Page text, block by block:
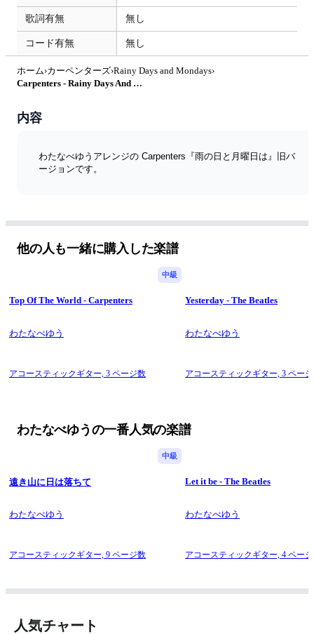
歌詞有無 無し
コード有無 無し
ホーム›カーペンターズ›Rainy Days and Mondays›
Carpenters - Rainy Days And Mondays 雨の日と月曜日は by わたなべゆう
内容
わたなべゆうアレンジの Carpenters『雨の日と月曜日は』旧バ
ージョンです。
他の人も一緒に購入した楽譜
中級
Top Of The World - Carpenters
わたなべゆう
アコースティックギター, 3 ページ数
Yesterday - The Beatles
わたなべゆう
アコースティックギター,3 ペー
わたなべゆうの一番人気の楽譜
中級
遠き山に日は落ちて
わたなべゆう
アコースティックギター, 9 ページ数
Let it be - The Beatles
わたなべゆう
アコースティックギター,4 ペー
人気チャート